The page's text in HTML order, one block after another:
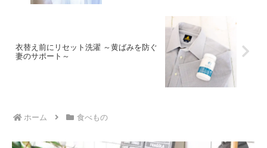
衣替え前にリセット洗濯 ～黄ばみを防ぐ
妻のサポート～
ホーム 食べもの